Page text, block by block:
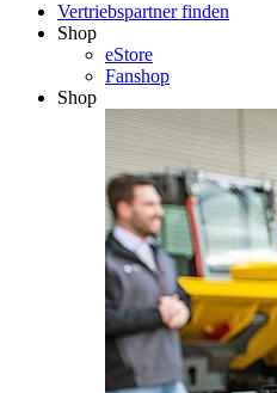
Vertriebspartner finden
Shop
eStore
Fanshop
Shop